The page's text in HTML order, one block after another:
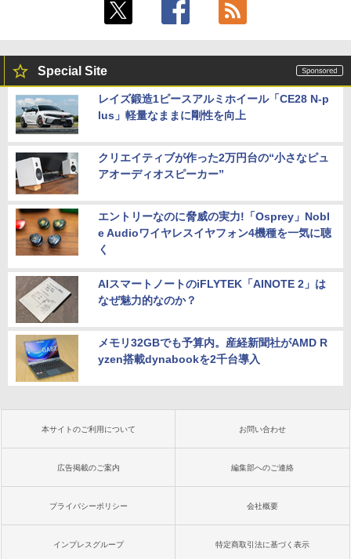
Special Site
レイズ鍛造1ピースアルミホイール「CE28 N-p
lus」軽量なままに剛性を向上
クリエイティブが作った2万円台の“小さなピュ
アオーディオスピーカー”
エントリーなのに脅威の実力!「Osprey」Nobl
e Audioワイヤレスイヤフォン4機種を一気に聴
く
AIスマートノートのiFLYTEK「AINOTE 2」は
なぜ魅力的なのか？
メモリ32GBでも予算内。産経新聞社がAMD R
yzen搭載dynabookを2千台導入
本サイトのご利用について お問い合わせ
広告掲載のご案内 編集部へのご連絡
プライバシーポリシー 会社概要
インプレスグループ 特定商取引法に基づく表示